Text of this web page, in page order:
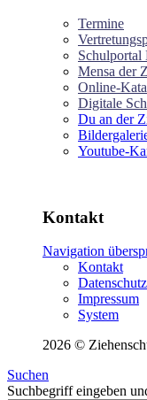
Termine
Schulportal
Mensa der
Online-
Digitale
Du an der
Youtube-
Kontakt
Navigation
Kontakt
Datenschutz
Impressum
System
2026 ©
Suchen
Suchbegriff eingeben